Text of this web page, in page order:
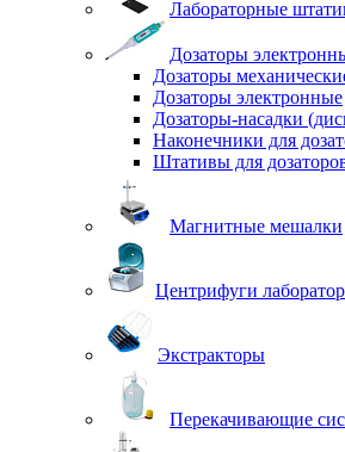
Лабораторные
Дозаторы
Дозаторы
Дозаторы электронные
Дозаторы-насадки
Наконечники для
Штативы для
Магнитные мешалки
Центрифуги
Экстракторы
Перекачивающие